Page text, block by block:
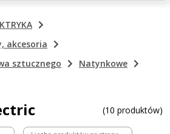
akcesoria
sztucznego
Natynkowe
(10 produktów)